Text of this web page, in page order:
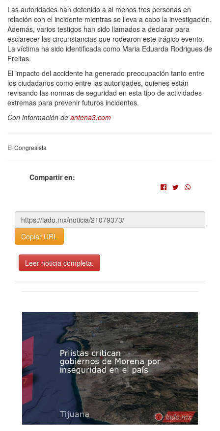
Las autoridades han detenido a al menos tres personas en
relación con el incidente mientras se lleva a cabo la investigación.
Además, varios testigos han sido llamados a declarar para
esclarecer las circunstancias que rodearon este trágico evento.
La víctima ha sido identificada como Maria Eduarda Rodrigues de
Freitas.
El impacto del accidente ha generado preocupación tanto entre
los ciudadanos como entre las autoridades, quienes están
revisando las normas de seguridad en esta tipo de actividades
extremas para prevenir futuros incidentes.
Con información de antena3.com
El Congresista
Compartir en:
Copiar URL
Leer noticia completa.